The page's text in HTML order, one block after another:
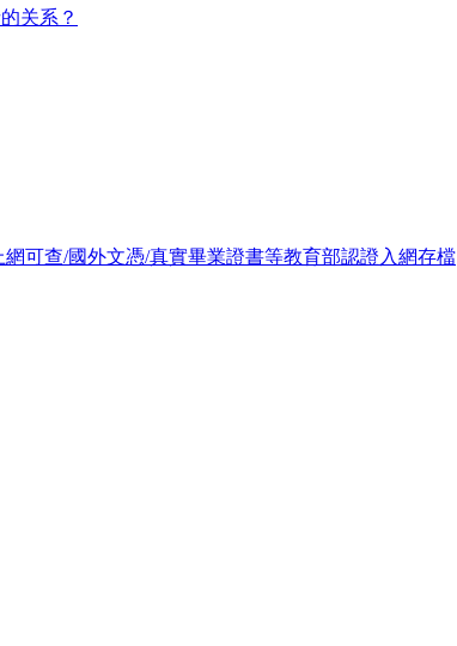
关系？
可查/國外文憑/真實畢業證書等教育部認證入網存檔